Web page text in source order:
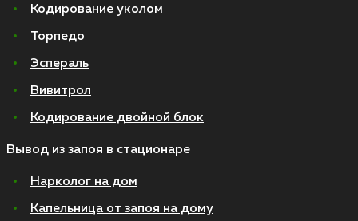
Кодирование уколом
Торпедо
Эспераль
Вивитрол
Кодирование двойной блок
Вывод из запоя в стационаре
Нарколог на дом
Капельница от запоя на дому